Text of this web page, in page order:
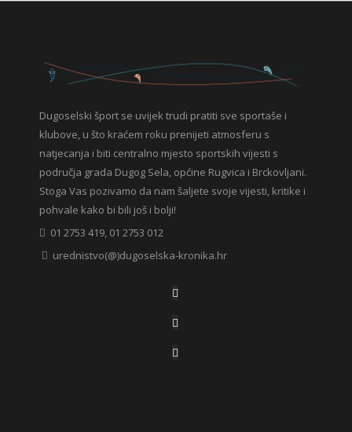
Dugoselski šport se uvijek trudi pratiti sve sportaše i
klubove, u što kraćem roku prenijeti atmosferu s
natjecanja i biti centralno mjesto sportskih vijesti s
područja grada Dugog Sela, općine Rugvica i Brckovljani.
Stoga Vas pozivamo da nam šaljete svoje vijesti, kritike i
pohvale kako bi bili još i bolji!
01 2753 419, 01 2753 012
urednistvo(@)dugoselska-kronika.hr